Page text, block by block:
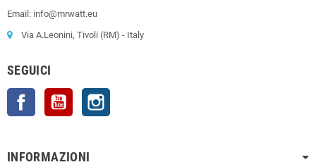
Email: info@mrwatt.eu
Via A.Leonini, Tivoli (RM) - Italy
SEGUICI
Facebook YouTube
INFORMAZIONI